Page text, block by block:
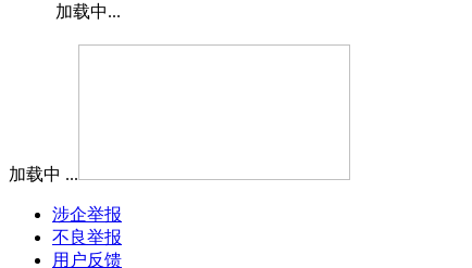
加载中...
加载中 ...
涉企举报
不良举报
用户反馈